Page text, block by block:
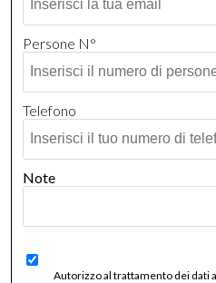
Persone N°
Telefono
Note
Autorizzo al trattamento dei dati